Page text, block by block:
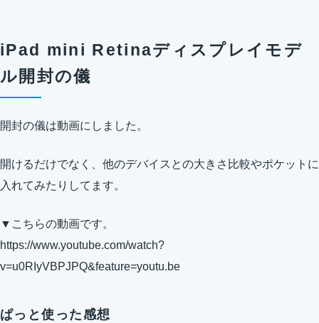
iPad mini Retinaディスプレイモデ
ル開封の儀
開封の儀は動画にしました。
開けるだけでなく、他のデバイスとの大きさ比較やポケットに
入れてみたりしてます。
▼こちらの動画です。
https://www.youtube.com/watch?
v=u0RIyVBPJPQ&feature=youtu.be
ぱっと使った感想